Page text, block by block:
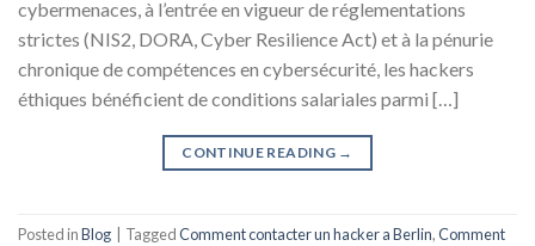
cybermenaces, à l’entrée en vigueur de réglementations
strictes (NIS2, DORA, Cyber Resilience Act) et à la pénurie
chronique de compétences en cybersécurité, les hackers
éthiques bénéficient de conditions salariales parmi […]
CONTINUE READING →
Posted inBlog TaggedComment contacter un hacker a Berlin,Comment